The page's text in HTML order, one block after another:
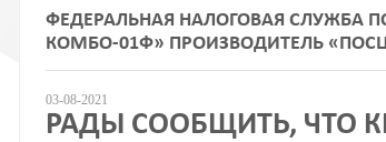
ФЕДЕРАЛЬНАЯ НАЛОГОВАЯ СЛУЖБА
КОМБО-01Ф» ПРОИЗВОДИТЕЛЬ
03-08-2021
РАДЫ СООБЩИТЬ, ЧТО